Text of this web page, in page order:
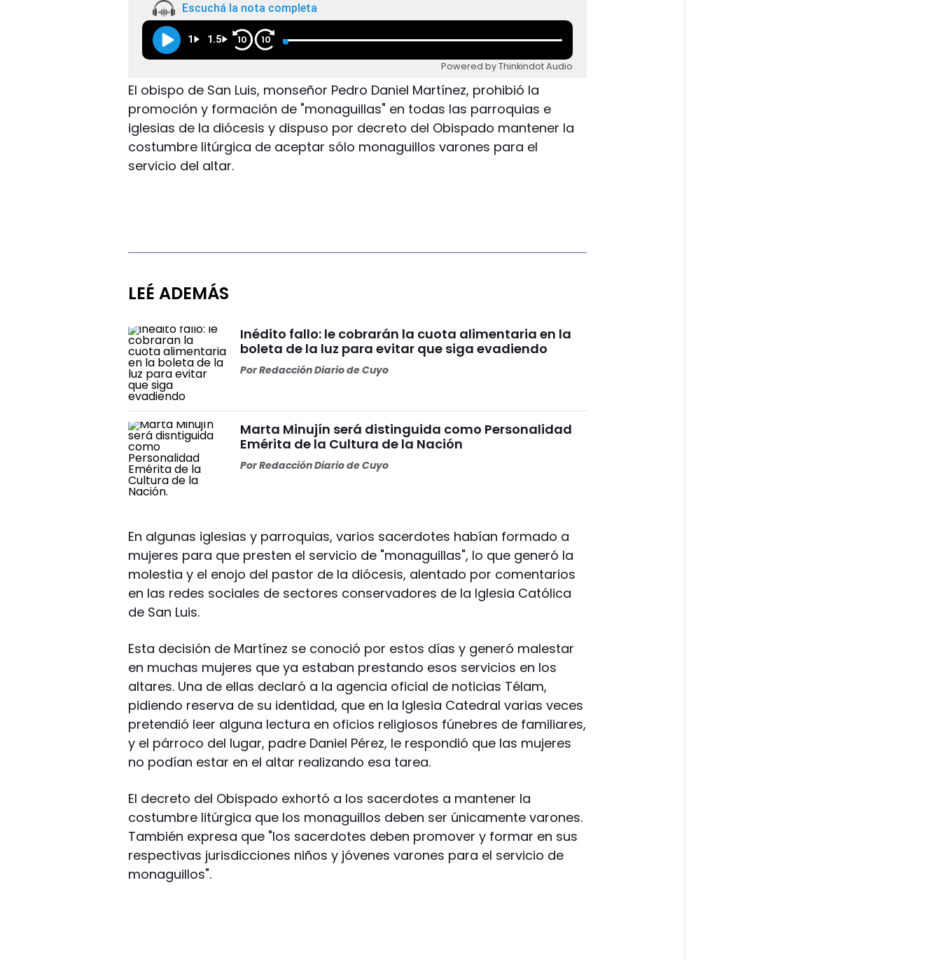
Escuchá la nota completa
1 1.5 10 10
Powered by Thinkindot Audio
El obispo de San Luis, monseñor Pedro Daniel Martínez, prohibió la
promoción y formación de "monaguillas" en todas las parroquias e
iglesias de la diócesis y dispuso por decreto del Obispado mantener la
costumbre litúrgica de aceptar sólo monaguillos varones para el
servicio del altar.
LEÉ ADEMÁS
Inédito fallo: le cobrarán la cuota alimentaria en la
boleta de la luz para evitar que siga evadiendo
PorRedacción Diario de Cuyo
Marta Minujín será distinguida como Personalidad
Emérita de la Cultura de la Nación
PorRedacción Diario de Cuyo
En algunas iglesias y parroquias, varios sacerdotes habían formado a
mujeres para que presten el servicio de "monaguillas", lo que generó la
molestia y el enojo del pastor de la diócesis, alentado por comentarios
en las redes sociales de sectores conservadores de la Iglesia Católica
de San Luis.
Esta decisión de Martínez se conoció por estos días y generó malestar
en muchas mujeres que ya estaban prestando esos servicios en los
altares. Una de ellas declaró a la agencia oficial de noticias Télam,
pidiendo reserva de su identidad, que en la Iglesia Catedral varias veces
pretendió leer alguna lectura en oficios religiosos fúnebres de familiares,
y el párroco del lugar, padre Daniel Pérez, le respondió que las mujeres
no podían estar en el altar realizando esa tarea.
El decreto del Obispado exhortó a los sacerdotes a mantener la
costumbre litúrgica que los monaguillos deben ser únicamente varones.
También expresa que "los sacerdotes deben promover y formar en sus
respectivas jurisdicciones niños y jóvenes varones para el servicio de
monaguillos".